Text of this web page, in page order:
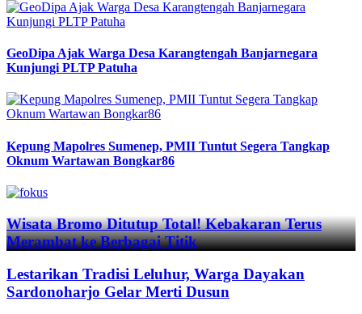
GeoDipa Ajak Warga Desa Karangtengah Banjarnegara
Kunjungi PLTP Patuha
Kepung Mapolres Sumenep, PMII Tuntut Segera Tangkap
Oknum Wartawan Bongkar86
Previous
Next
Wisata Bromo Ditutup Total! Kebakaran Terus
Merambat ke Berbagai Titik
Lestarikan Tradisi Leluhur, Warga Dayakan
Sardonoharjo Gelar Merti Dusun